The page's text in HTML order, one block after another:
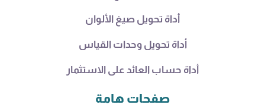
أداة تحويل صيغ الألوان
أداة تحويل وحدات القياس
أداة حساب العائد على الاستثمار
صفحات هامة